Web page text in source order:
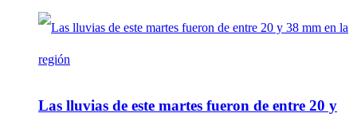
Las lluvias de este martes fueron de entre 20 y